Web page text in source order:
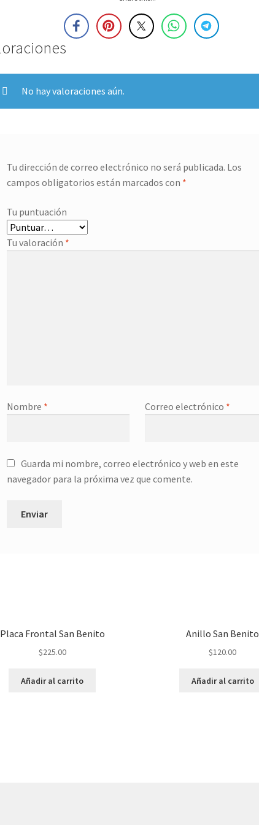
No hay valoraciones aún.
Tu dirección de correo electrónico no será publicada. Los
campos obligatorios están marcados con *
Tu puntuación
Tu valoración *
Nombre * Correo electrónico *
Guarda mi nombre, correo electrónico y web en este
navegador para la próxima vez que comente.
Placa Frontal San Benito
$225.00
Añadir al carrito
Anillo San Benito
$120.00
Añadir al carrito